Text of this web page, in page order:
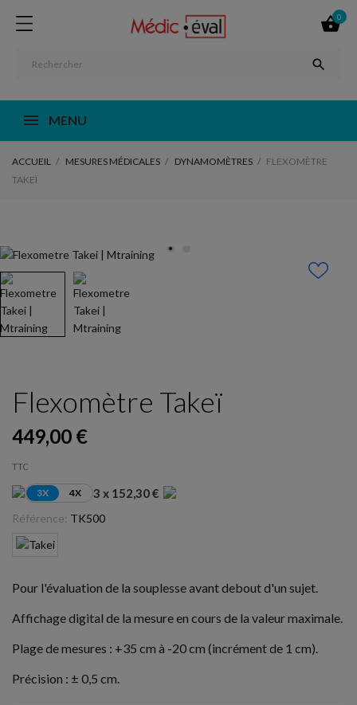

0

MENU
ACCUEIL MESURES MÉDICALES DYNAMOMÈTRES
FLEXOMÈTRE
TAKEÏ
Flexomètre Takeï
449,00 €
TTC
3X 4X 3 x 152,30 €
Référence: TK500
Pour l'évaluation de la souplesse avant debout d'un sujet.
Affichage digital de la mesure en cours de la valeur maximale.
Plage de mesures : +35 cm à -20 cm (incrément de 1 cm).
Précision : ± 0,5 cm.